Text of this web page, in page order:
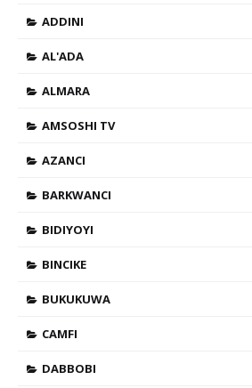
ADDINI
AL'ADA
ALMARA
AMSOSHI TV
AZANCI
BARKWANCI
BIDIYOYI
BINCIKE
BUKUKUWA
CAMFI
DABBOBI